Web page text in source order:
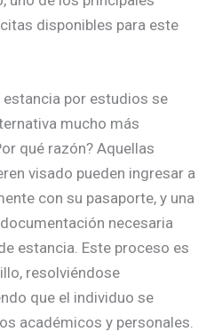
disponibles para este
por estudios se
mucho más
qué razón? Aquellas
visado pueden ingresar a
con su pasaporte, y una
necesaria
estancia. Este proceso es
resolviéndose
que el individuo se
académicos y personales.